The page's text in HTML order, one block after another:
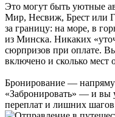
Это могут быть уютные
Мир, Несвиж, Брест или
за границу: на море, в
из Минска. Никаких
сюрпризов при оплате.
включено и сколько мест
Бронирование —
«Забронировать» — и вы
переплат и лишних